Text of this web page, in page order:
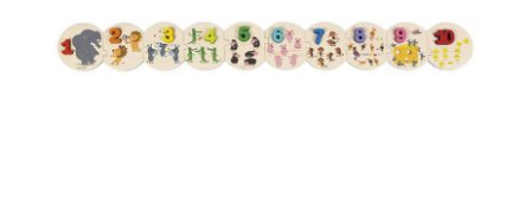
ADD TO CART / DETALLES